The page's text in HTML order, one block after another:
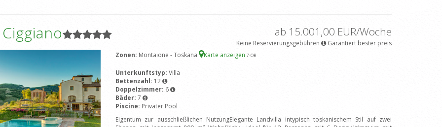
ab 15.001,00 EUR/Woche
Keine Reservierungsgebühren
Garantiert bester preis
Zonen: Montaione - Toskana Karte anzeigen 7-OR
Unterkunftstyp: Villa
Bettenzahl: 12
Doppelzimmer: 6
Bäder: 7
Piscine: Privater Pool
Eigentum zur ausschließlichen NutzungElegante Landvilla intypisch toskanischem Stil auf zwei